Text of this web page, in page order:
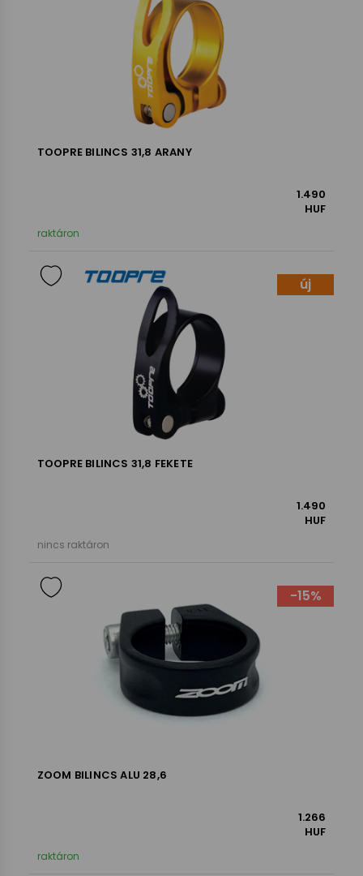
TOOPRE BILINCS 31,8 ARANY
1.490
HUF
raktáron
új
TOOPRE BILINCS 31,8 FEKETE
1.490
HUF
nincs raktáron
-15%
ZOOM BILINCS ALU 28,6
1.266
HUF
raktáron